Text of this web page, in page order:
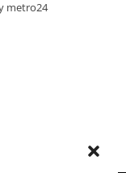
metro24